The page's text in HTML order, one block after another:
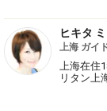
ヒキタ
上海 ガイ
上海在住
リタン上